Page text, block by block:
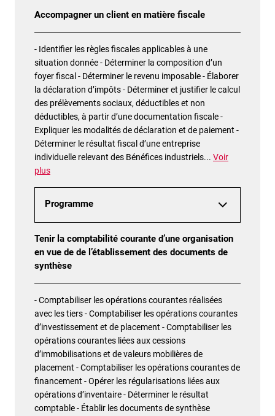
Accompagner un client en matière fiscale
- Identifier les règles fiscales applicables à une
situation donnée - Déterminer la composition d’un
foyer fiscal - Déterminer le revenu imposable - Élaborer
la déclaration d’impôts - Déterminer et justifier le calcul
des prélèvements sociaux, déductibles et non
déductibles, à partir d’une documentation fiscale -
Expliquer les modalités de déclaration et de paiement -
Déterminer le résultat fiscal d’une entreprise
individuelle relevant des Bénéfices industriels... Voir
plus
Programme
Tenir la comptabilité courante d’une organisation
en vue de de l’établissement des documents de
synthèse
- Comptabiliser les opérations courantes réalisées
avec les tiers - Comptabiliser les opérations courantes
d’investissement et de placement - Comptabiliser les
opérations courantes liées aux cessions
d’immobilisations et de valeurs mobilières de
placement - Comptabiliser les opérations courantes de
financement - Opérer les régularisations liées aux
opérations d’inventaire - Déterminer le résultat
comptable - Établir les documents de synthèse